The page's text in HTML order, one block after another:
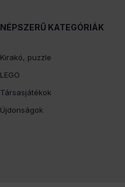
NÉPSZERŰ KATEGÓRIÁK
Kirakó, puzzle
LEGO
Társasjátékok
Újdonságok